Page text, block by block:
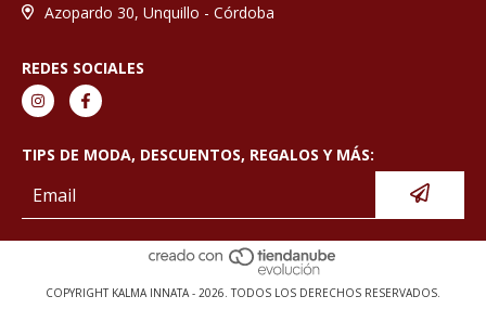
Azopardo 30, Unquillo - Córdoba
REDES SOCIALES
TIPS DE MODA, DESCUENTOS, REGALOS Y MÁS:
COPYRIGHT KALMA INNATA - 2026. TODOS LOS DERECHOS RESERVADOS.